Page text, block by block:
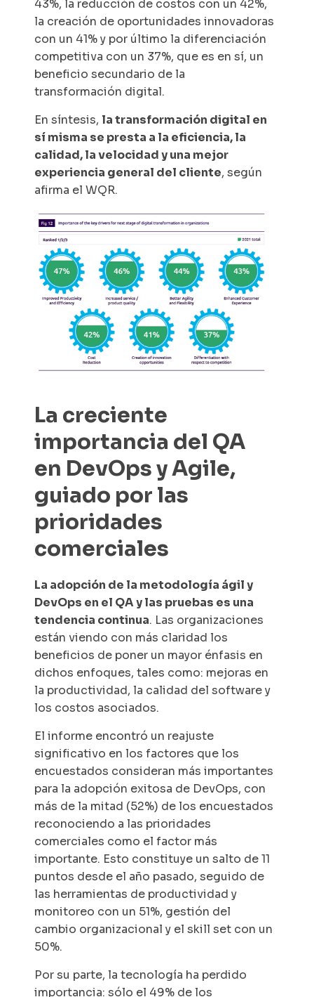
43%, la reducción de costos con un 42%,
la creación de oportunidades innovadoras
con un 41% y por último la diferenciación
competitiva con un 37%, que es en sí, un
beneficio secundario de la
transformación digital.
En síntesis, la transformación digital en
sí misma se presta a la eficiencia, la
calidad, la velocidad y una mejor
experiencia general del cliente, según
afirma el WQR.
La creciente
importancia del QA
en DevOps y Agile,
guiado por las
prioridades
comerciales
La adopción de la metodología ágil y
DevOps en el QA y las pruebas es una
tendencia continua. Las organizaciones
están viendo con más claridad los
beneficios de poner un mayor énfasis en
dichos enfoques, tales como: mejoras en
la productividad, la calidad del software y
los costos asociados.
El informe encontró un reajuste
significativo en los factores que los
encuestados consideran más importantes
para la adopción exitosa de DevOps, con
más de la mitad (52%) de los encuestados
reconociendo a las prioridades
comerciales como el factor más
importante. Esto constituye un salto de 11
puntos desde el año pasado, seguido de
las herramientas de productividad y
monitoreo con un 51%, gestión del
cambio organizacional y el skill set con un
50%.
Por su parte, la tecnología ha perdido
importancia: sólo el 49% de los